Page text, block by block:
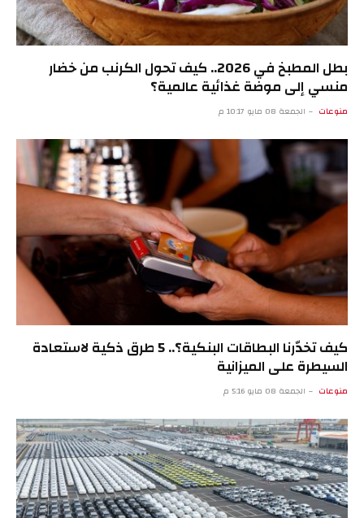
بطل المطبخ في 2026.. كيف تحول الكرنب من خضار
منسي إلى موضة غذائية عالمية؟
منوعات الجمعة 08 مايو 10:17 م
كيف تخدّرنا البطاقات البنكية؟.. 5 طرق ذكية لاستعادة
السيطرة على الميزانية
منوعات الجمعة 08 مايو 5:16 م